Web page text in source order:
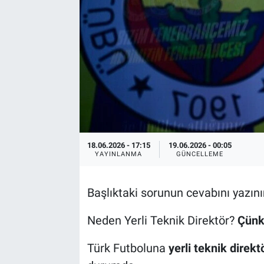
18.06.2026 - 17:15
YAYINLANMA
19.06.2026 - 00:05
GÜNCELLEME
Başlıktaki sorunun cevabını
Neden Yerli Teknik Direktör?
Türk Futboluna yerli teknik